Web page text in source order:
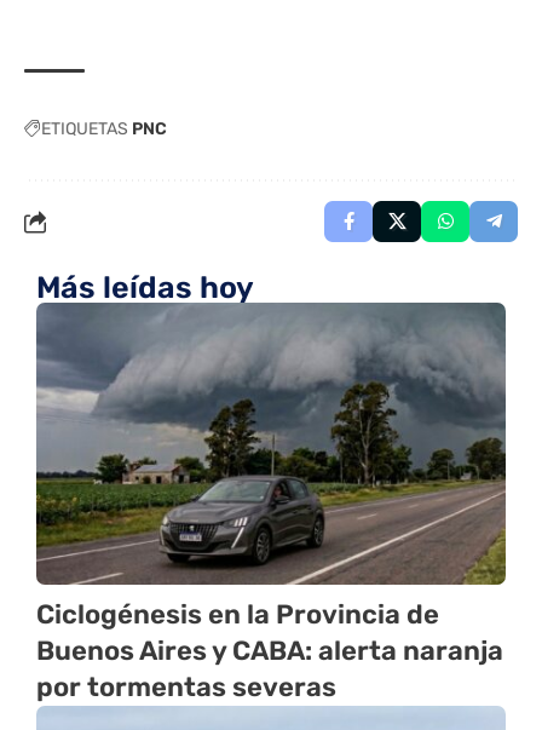
ETIQUETAS PNC
Más leídas hoy
Ciclogénesis en la Provincia de
Buenos Aires y CABA: alerta naranja
por tormentas severas